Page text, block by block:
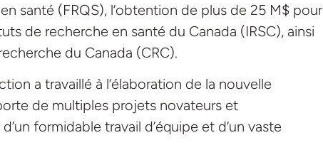
santé (FRQS), l’obtention de plus de 25 M$ pour
de recherche en santé du Canada (IRSC), ainsi
du Canada (CRC).
a travaillé à l’élaboration de la nouvelle
de multiples projets novateurs et
formidable travail d’équipe et d’un vaste